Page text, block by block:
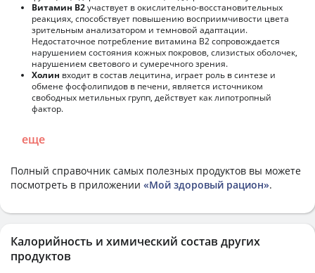
Витамин В2участвует в окислительно-восстановительных
реакциях, способствует повышению восприимчивости цвета
зрительным анализатором и темновой адаптации.
Недостаточное потребление витамина В2 сопровождается
нарушением состояния кожных покровов, слизистых оболочек,
нарушением светового и сумеречного зрения.
Холин входит в состав лецитина, играет роль в синтезе и
обмене фосфолипидов в печени, является источником
свободных метильных групп, действует как липотропный
фактор.
еще
Полный справочник самых полезных продуктов вы можете
посмотреть в приложении «Мой здоровый рацион».
Калорийность и химический состав других
продуктов